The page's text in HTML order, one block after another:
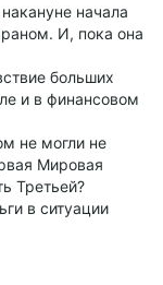
начала
И, пока она
больших
и в финансовом
не могли не
Мировая
Третьей?
в ситуации